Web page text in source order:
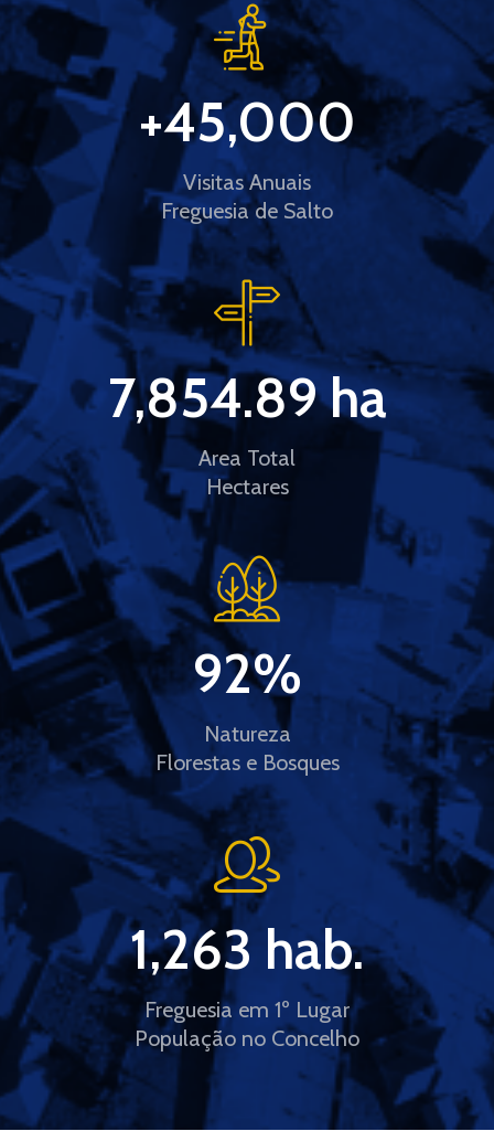
Visitas Anuais
Freguesia de Salto
+45,000
Area Total
Hectares
7,854.89 ha
Natureza
Florestas e Bosques
92%
Freguesia em 1º Lugar
População no Concelho
1,263 hab.